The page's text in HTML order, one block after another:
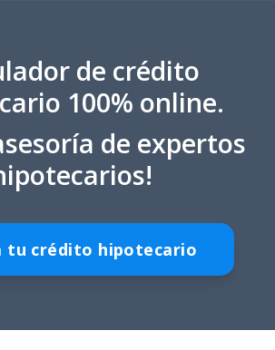
de crédito
100% online.
de expertos
tu crédito hipotecario